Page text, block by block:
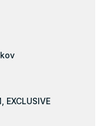
EXCLUSIVE